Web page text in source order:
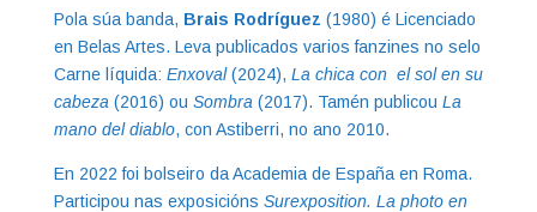
Pola súa banda, Brais Rodríguez (1980) é Licenciado
en Belas Artes. Leva publicados varios fanzines no selo
Carne líquida: Enxoval(2024), La chica con el sol en su
cabeza (2016) ou Sombra (2017). Tamén publicou La
mano del diablo, con Astiberri, no ano 2010.
En 2022 foi bolseiro da Academia de España en Roma.
Participou nas exposicións Surexposition. La photo en